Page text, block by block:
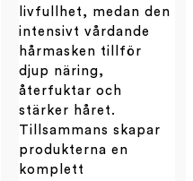
livfullhet, medan den
intensivt vårdande
hårmasken tillför
djup näring,
återfuktar och
stärker håret.
Tillsammans skapar
produkterna en
komplett